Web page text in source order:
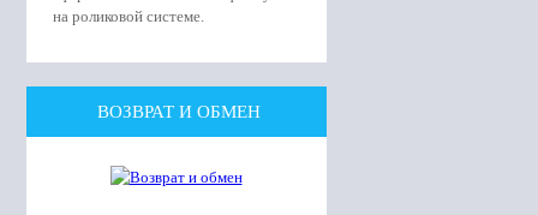
на роликовой системе.
ВОЗВРАТ И ОБМЕН